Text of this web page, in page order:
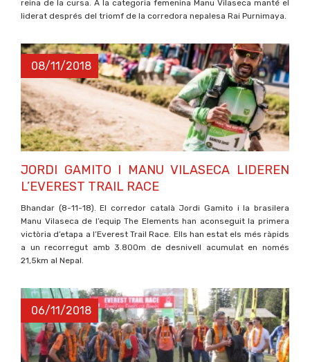
reina de la cursa. A la categoria femenina Manu Vilaseca manté el
liderat després del triomf de la corredora nepalesa Rai Purnimaya.
08/11/2018
JORDI GAMITO I MANU VILASECA LIDEREN
L’EVEREST TRAIL RACE
Bhandar (8-11-18). El corredor català Jordi Gamito i la brasilera
Manu Vilaseca de l’equip The Elements han aconseguit la primera
victòria d’etapa a l’Everest Trail Race. Ells han estat els més ràpids
a un recorregut amb 3.800m de desnivell acumulat en només
21,5km al Nepal.
06/11/2018